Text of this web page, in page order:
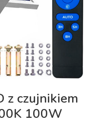
z czujnikiem
100W